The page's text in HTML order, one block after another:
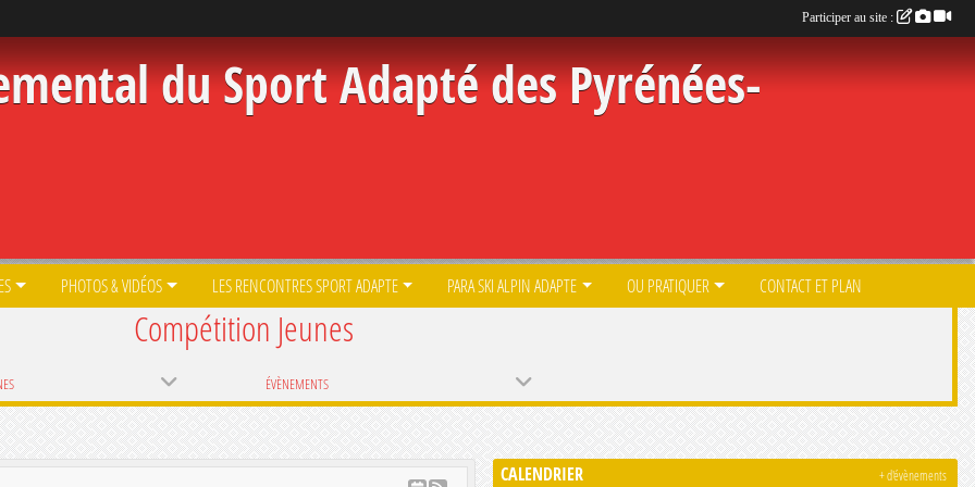
du Sport Adapté des Pyrénées-
PHOTOS & VIDÉOS LES RENCONTRES SPORT ADAPTE PARA SKI ALPIN ADAPTE OU PRATIQUER CONTACT ET PLAN
Compétition Jeunes
ÉVÈNEMENTS
CALENDRIER
+ d'évènements
Participer au site :